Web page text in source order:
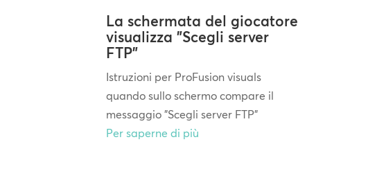
La schermata del giocatore
visualizza "Scegli server
FTP"
Istruzioni per ProFusion visuals
quando sullo schermo compare il
messaggio "Scegli server FTP"
Per saperne di più